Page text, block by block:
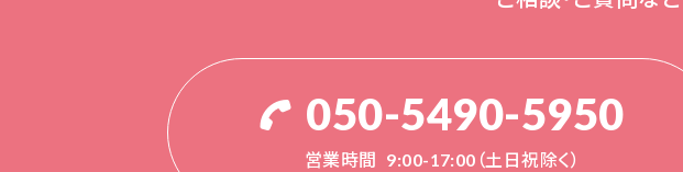
050-5490-5950
営業時間 9:00-17:00（土日祝除く）